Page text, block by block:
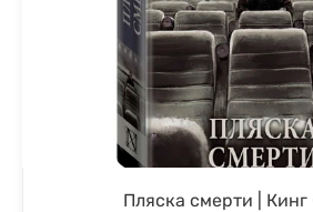
Пляска смерти | Кинг